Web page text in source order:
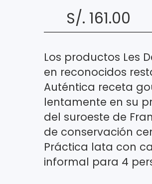
S/. 161.00
Los productos Les
en reconocidos
Auténtica receta
lentamente en su
del suroeste de
de conservación
Práctica lata con
informal para 4